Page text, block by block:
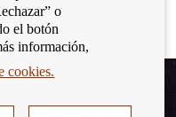
de
España
o
el botón
información,
cookies.